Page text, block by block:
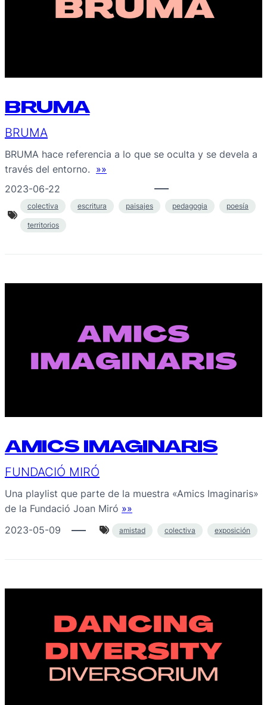
BRUMA
BRUMA
BRUMA hace referencia a lo que se oculta y se devela a
través del entorno. »»
2023-06-22
colectiva escritura paisajes pedagogia poesía
territorios
AMICS IMAGINARIS
FUNDACIÓ MIRÓ
Una playlist que parte de la muestra «Amics Imaginaris»
de la Fundació Joan Miró »»
2023-05-09
amistad colectiva exposición